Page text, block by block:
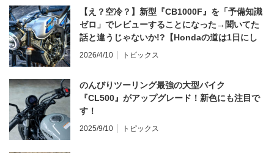
【え？空冷？】新型『CB1000F』を「予備知識
ゼロ」でレビューすることになった→聞いてた
話と違うじゃないか!?【Hondaの道は1日にし
てならず／CB1000F ①第一印象 編】
2026/4/10 トピックス
のんびりツーリング最強の大型バイク
『CL500』がアップグレード！新色にも注目で
す！
2025/9/10 トピックス